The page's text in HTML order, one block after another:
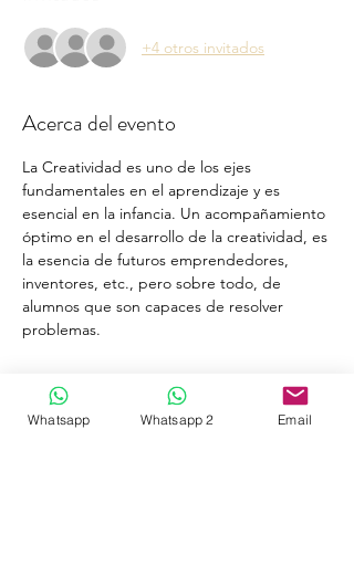
+4 otros invitados
Acerca del evento
La Creatividad es uno de los ejes
fundamentales en el aprendizaje y es
esencial en la infancia. Un acompañamiento
óptimo en el desarrollo de la creatividad, es
la esencia de futuros emprendedores,
inventores, etc., pero sobre todo, de
alumnos que son capaces de resolver
problemas.
Agenda
Whatsapp Whatsapp 2 Email